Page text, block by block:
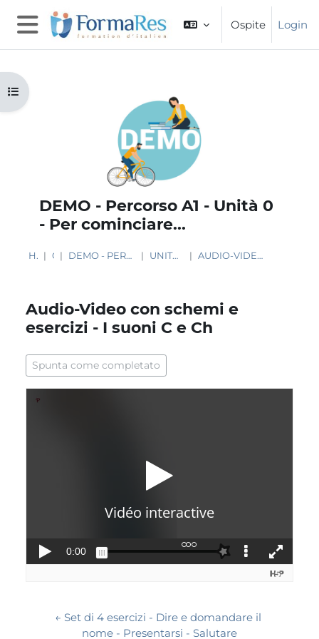
Pannello laterale
Ospite Login
DEMO - Percorso A1 - Unità 0
- Per cominciare...
HOME CORSI DEMO - PERCORSO A1 - UNITÀ 0 - PER COMINCIARE... UNITÀ 0 - PER COMINCIARE... AUDIO-VIDEO CON SCHEMI E ESERCIZI - I SUONI C E CH
Apri indice del corso
Audio-Video con schemi e
esercizi - I suoni C e Ch
Spunta come completato
← Set di 4 esercizi - Dire e domandare il
nome - Presentarsi - Salutare